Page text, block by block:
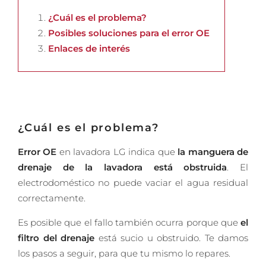
¿Cuál es el problema?
Posibles soluciones para el error OE
Enlaces de interés
¿Cuál es el problema?
Error OE en lavadora LG indica que la manguera de
drenaje de la lavadora está obstruida. El
electrodoméstico no puede vaciar el agua residual
correctamente.
Es posible que el fallo también ocurra porque que el
filtro del drenaje está sucio u obstruido. Te damos
los pasos a seguir, para que tu mismo lo repares.